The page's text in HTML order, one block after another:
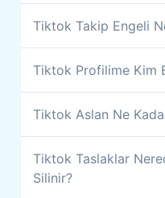
Tiktok Takip Engeli
Tiktok Profilime Kim
Tiktok Aslan Ne
Tiktok Taslaklar
Silinir?